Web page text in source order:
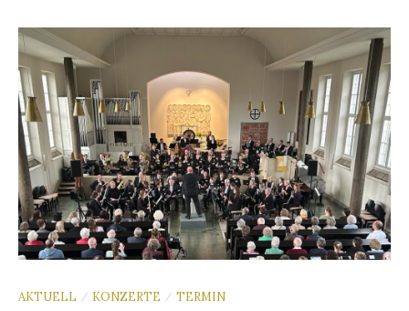
AKTUELL / KONZERTE / TERMIN